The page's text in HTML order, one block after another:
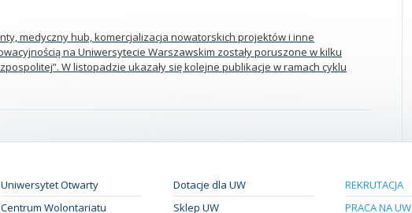
medyczny hub, komercjalizacja nowatorskich projektów i inne
na Uniwersytecie Warszawskim zostały poruszone w kilku
W listopadzie ukazały się kolejne publikacje w ramach cyklu
Uniwersytet Otwarty
Centrum Wolontariatu
Dotacje dla UW
Sklep UW
REKRUTACJA
PRACA NA UW